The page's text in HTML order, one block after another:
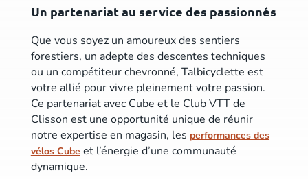
Un partenariat au service des passionnés
Que vous soyez un amoureux des sentiers
forestiers, un adepte des descentes techniques
ou un compétiteur chevronné, Talbicyclette est
votre allié pour vivre pleinement votre passion.
Ce partenariat avec Cube et le Club VTT de
Clisson est une opportunité unique de réunir
notre expertise en magasin, les performances des
vélos Cube et l’énergie d’une communauté
dynamique.